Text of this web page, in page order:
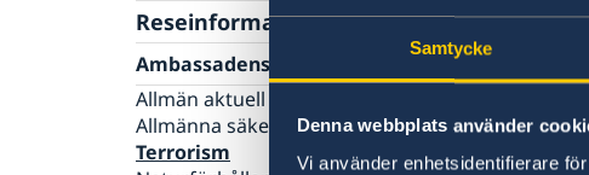
Samtycke
Denna webbplats använder
Vi använder enhetsidentifierare
Rösta i Zimbabwe
Om olyckan är framme
Akut hjälp
Larmcentraler
Allmän information om pass
Namnändring
Körkort utomlands
Reseinformation
Ambassadens reseinformation
Allmän aktuell information
Allmänna säkerhetsläget
Terrorism